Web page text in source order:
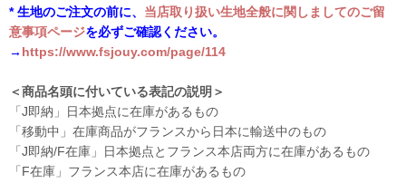
* 生地のご注文の前に、 当店取り扱い生地全般に関しましてのご留
意事項ページを必ずご確認ください。
→ https://www.fsjouy.com/page/114
＜商品名頭に付いている表記の説明＞
「J即納」日本拠点に在庫があるもの
「移動中」在庫商品がフランスから日本に輸送中のもの
「J即納/F在庫」日本拠点とフランス本店両方に在庫があるもの
「F在庫」フランス本店に在庫があるもの